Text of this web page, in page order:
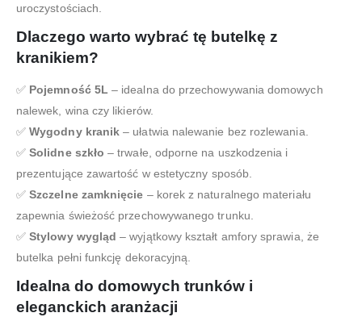
uroczystościach.
Dlaczego warto wybrać tę butelkę z
kranikiem?
✅ Pojemność 5L – idealna do przechowywania domowych
nalewek, wina czy likierów.
✅Wygodny kranik – ułatwia nalewanie bez rozlewania.
✅Solidne szkło – trwałe, odporne na uszkodzenia i
prezentujące zawartość w estetyczny sposób.
✅Szczelne zamknięcie – korek z naturalnego materiału
zapewnia świeżość przechowywanego trunku.
✅Stylowy wygląd – wyjątkowy kształt amfory sprawia, że
butelka pełni funkcję dekoracyjną.
Idealna do domowych trunków i
eleganckich aranżacji